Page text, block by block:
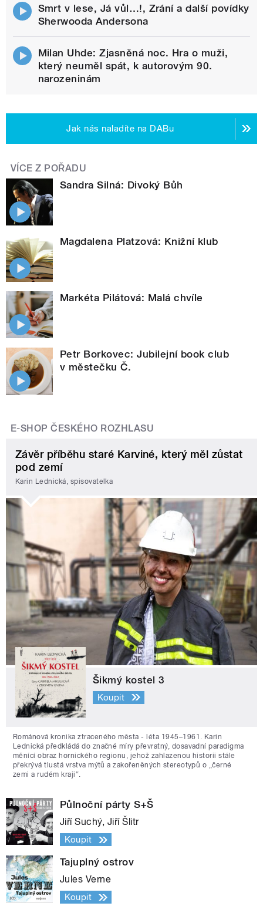
Smrt v lese, Já vůl…!, Zrání a další povídky
Sherwooda Andersona
Milan Uhde: Zjasněná noc. Hra o muži,
který neuměl spát, k autorovým 90.
narozeninám
Jak nás naladíte na DABu
VÍCE Z POŘADU
Sandra Silná: Divoký Bůh
Magdalena Platzová: Knižní klub
Markéta Pilátová: Malá chvíle
Petr Borkovec: Jubilejní book club
v městečku Č.
E-SHOP ČESKÉHO ROZHLASU
Závěr příběhu staré Karviné, který měl zůstat
pod zemí
Karin Lednická, spisovatelka
Šikmý kostel 3
Koupit
Románová kronika ztraceného města - léta 1945–1961. Karin
Lednická předkládá do značné míry převratný, dosavadní paradigma
měnící obraz hornického regionu, jehož zahlazenou historii stále
překrývá tlustá vrstva mýtů a zakořeněných stereotypů o „černé
zemi a rudém kraji“.
Půlnoční párty S+Š
Jiří Suchý, Jiří Šlitr
Koupit
Tajuplný ostrov
Jules Verne
Koupit